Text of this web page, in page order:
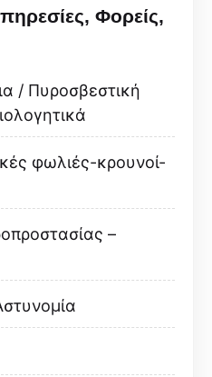
Φορείς,
/ Πυροσβεστική
φωλιές-κρουνοί-
–